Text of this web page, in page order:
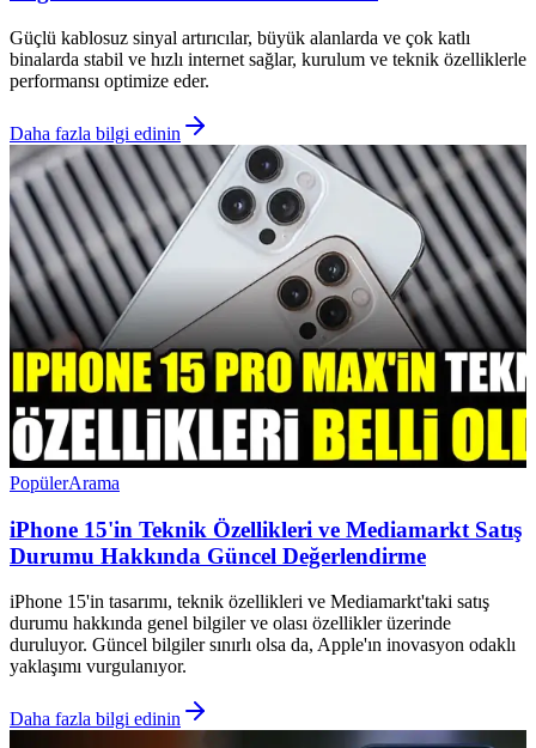
Güçlü kablosuz sinyal artırıcılar, büyük alanlarda ve çok katlı
binalarda stabil ve hızlı internet sağlar, kurulum ve teknik özelliklerle
performansı optimize eder.
Daha fazla bilgi edinin
PopülerArama
iPhone 15'in Teknik Özellikleri ve Mediamarkt Satış
Durumu Hakkında Güncel Değerlendirme
iPhone 15'in tasarımı, teknik özellikleri ve Mediamarkt'taki satış
durumu hakkında genel bilgiler ve olası özellikler üzerinde
duruluyor. Güncel bilgiler sınırlı olsa da, Apple'ın inovasyon odaklı
yaklaşımı vurgulanıyor.
Daha fazla bilgi edinin